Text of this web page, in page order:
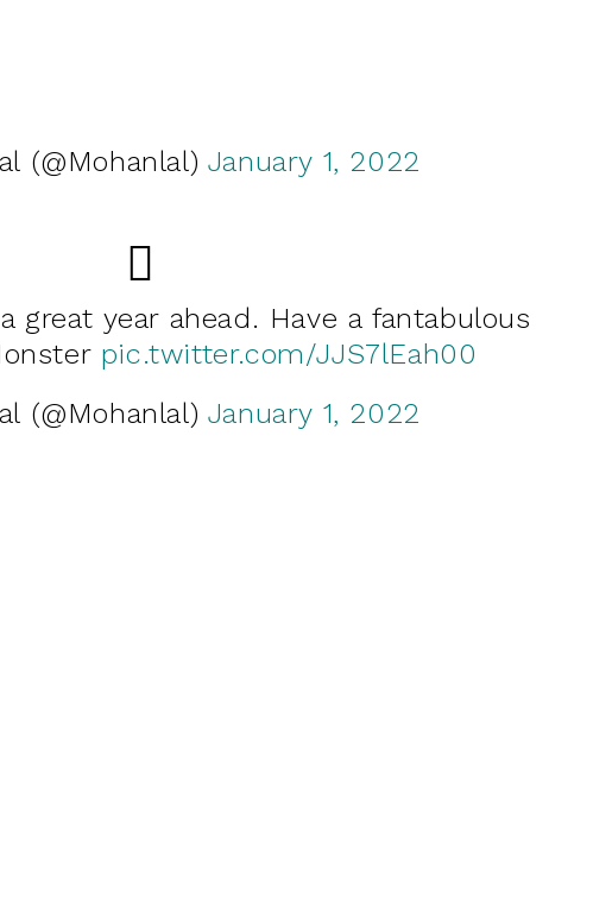
(@Mohanlal) January 1, 2022
great year ahead. Have a fantabulous
pic.twitter.com/JJS7lEah00
(@Mohanlal) January 1, 2022